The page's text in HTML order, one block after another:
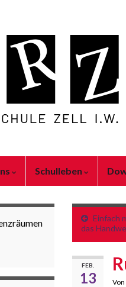
Schulleben
Einfach
das
FEB.
13 Von